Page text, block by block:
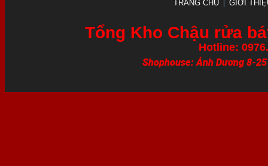
TRANG CHỦ GIỚI
Tổng Kho Chậu rửa
Hotline:
Shophouse: Ánh Dương 8-